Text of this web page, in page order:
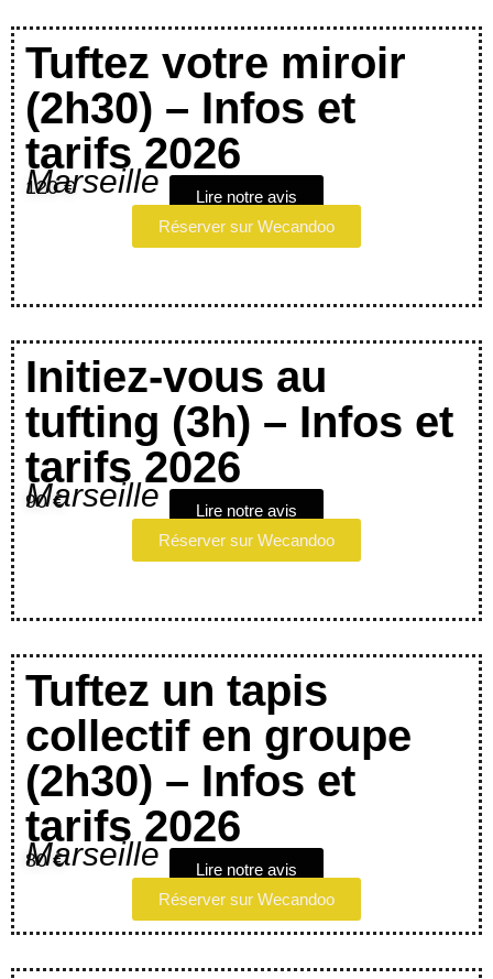
Tuftez votre miroir
(2h30) – Infos et
tarifs 2026
Marseille
120 €
Lire notre avis
Réserver sur Wecandoo
Initiez-vous au
tufting (3h) – Infos et
tarifs 2026
Marseille
90 €
Lire notre avis
Réserver sur Wecandoo
Tuftez un tapis
collectif en groupe
(2h30) – Infos et
tarifs 2026
Marseille
80 €
Lire notre avis
Réserver sur Wecandoo